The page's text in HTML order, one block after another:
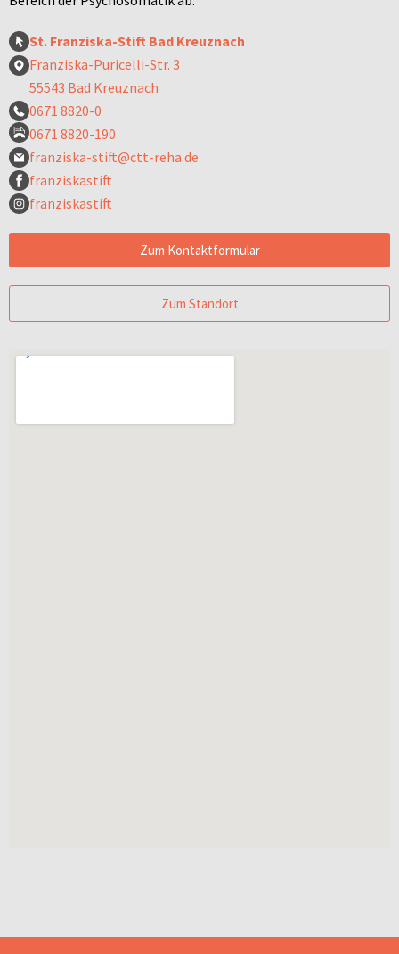
St. Franziska-Stift Bad Kreuznach
Franziska-Puricelli-Str. 3
55543 Bad Kreuznach
0671 8820-0
0671 8820-190
franziska-stift@ctt-reha.de
franziskastift
franziskastift
Zum Kontaktformular
Zum Standort